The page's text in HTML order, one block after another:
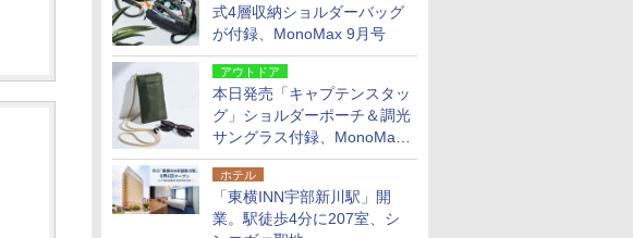
式4層収納ショルダーバッグ
が付録、MonoMax 9月号
アウトドア
本日発売「キャプテンスタッ
グ」ショルダーポーチ＆調光
サングラス付録、MonoMax
9月号増刊
ホテル
「東横INN宇部新川駅」開
業。駅徒歩4分に207室、シ